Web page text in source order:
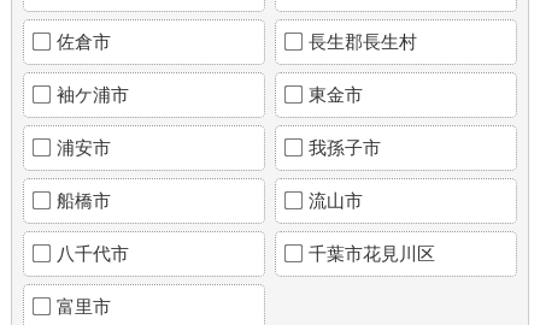
佐倉市 長生郡長生村
袖ケ浦市 東金市
浦安市 我孫子市
船橋市 流山市
八千代市 千葉市花見川区
富里市